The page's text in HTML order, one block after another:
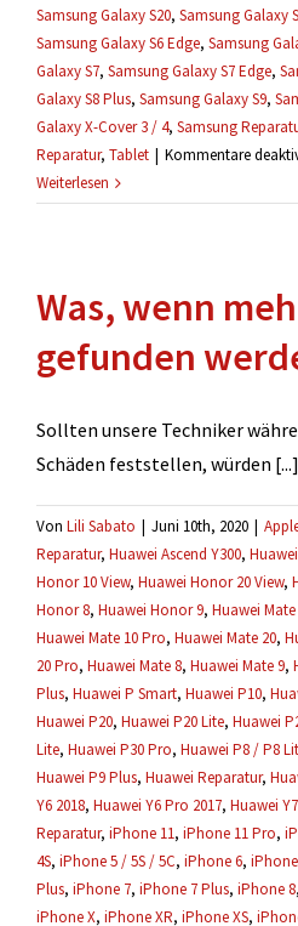
Samsung Galaxy S20, Samsung Galaxy
Samsung Galaxy S6 Edge, Samsung
Galaxy S7, Samsung Galaxy S7 Edge,
Galaxy S8 Plus, Samsung Galaxy S9,
Galaxy X-Cover 3 / 4, Samsung
Reparatur, Tablet | Kommentare
Weiterlesen
Was, wenn
gefunden
Sollten unsere Techniker
Schäden feststellen, würden [...]
Von Lili Sabato | Juni 10th, 2020 |
Reparatur, Huawei Ascend Y300,
Honor 10 View, Huawei Honor 20 View,
Honor 8, Huawei Honor 9, Huawei Mate
Huawei Mate 10 Pro, Huawei Mate 20,
20 Pro, Huawei Mate 8, Huawei Mate 9,
Plus, Huawei P Smart, Huawei P10,
Huawei P20, Huawei P20 Lite, Huawei
Lite, Huawei P30 Pro, Huawei P8 / P8
Huawei P9 Plus, Huawei Reparatur,
Y6 2018, Huawei Y6 Pro 2017, Huawei
Reparatur, iPhone 11, iPhone 11 Pro,
4S, iPhone 5 / 5S / 5C, iPhone 6,
Plus, iPhone 7, iPhone 7 Plus, iPhone 8,
iPhone X, iPhone XR, iPhone XS,